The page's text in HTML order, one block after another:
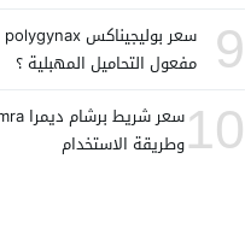
9
مفعول التحاميل المهبلية ؟
10وطريقة الاستخدام